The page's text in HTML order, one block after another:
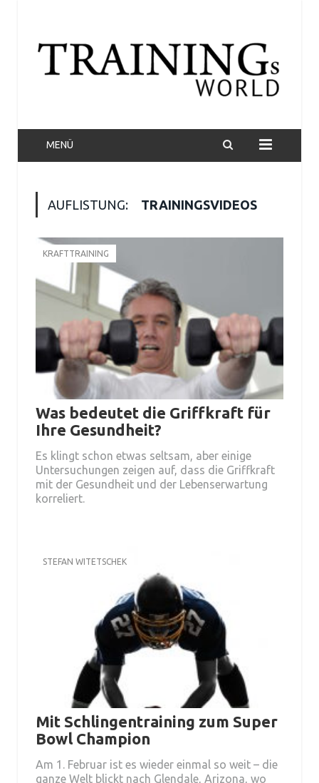
MENÜ
AUFLISTUNG: TRAININGSVIDEOS
KRAFTTRAINING
Was bedeutet die Griffkraft für
Ihre Gesundheit?
Es klingt schon etwas seltsam, aber einige
Untersuchungen zeigen auf, dass die Griffkraft
mit der Gesundheit und der Lebenserwartung
korreliert.
STEFAN WITETSCHEK
Mit Schlingentraining zum Super
Bowl Champion
Am 1. Februar ist es wieder einmal so weit – die
ganze Welt blickt nach Glendale, Arizona, wo